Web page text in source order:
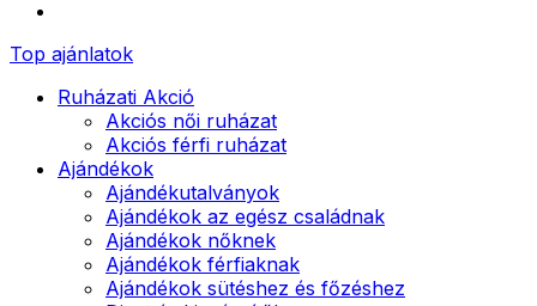
Top ajánlatok
Ruházati Akció
Akciós női ruházat
Akciós férfi ruházat
Ajándékok
Ajándékutalványok
Ajándékok az egész családnak
Ajándékok nőknek
Ajándékok férfiaknak
Ajándékok sütéshez és főzéshez